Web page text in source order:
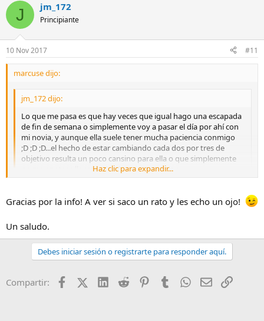
J jm_172
Principiante
10 Nov 2017 #11
marcuse dijo:
jm_172 dijo:
Lo que me pasa es que hay veces que igual hago una escapada
de fin de semana o simplemente voy a pasar el día por ahí con
mi novia, y aunque ella suele tener mucha paciencia conmigo
;D ;D ;D...el hecho de estar cambiando cada dos por tres de
objetivo resulta un poco cansino para ella o que simplemente
no me apetece llevar todo el equipo conmigo...
pensando en sacar esta o aquella foto...digamos que no vas en
surge algo interesante...por eso quería algo con lo que poder
abarcar varias posibles situaciones...no se si me he conseguido
explicar
Entre el Tamron y el Oly, no sé la diferencia de precio que hay, pero a
https://www.ephotozine.com/article/olympus-m-zuiko-digital-ed-
Haz clic para expandir...
Gracias por la info! A ver si saco un rato y les echo un ojo!
Un saludo.
Debes iniciar sesión o registrarte para responder aquí.
Compartir: FacebookX (Twitter)
LinkedIn
Reddit PinterestTumblr WhatsApp
EmailEnlace